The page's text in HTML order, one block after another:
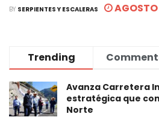
BY SERPIENTES Y ESCALERAS
Trending
Avanza Carretera
estratégica que
Norte